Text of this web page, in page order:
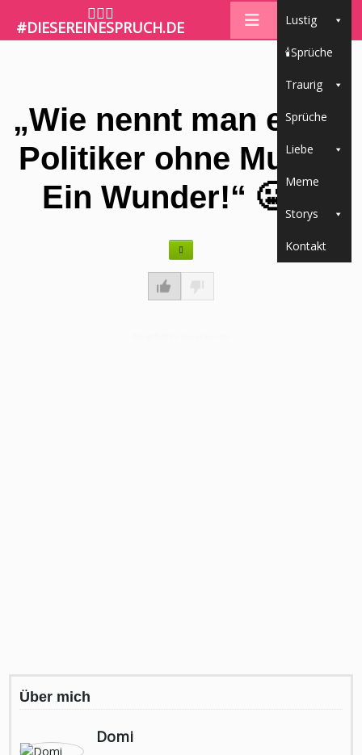
🤷🏼‍♀️
#DIESEREINESPRUCH.DE Lustig
🕯Sprüche
Traurig
Sprüche
Liebe
Meme
Storys
Kontakt
„Wie nennt man einen
Politiker ohne Mund?
Ein Wunder!“ 🤐🎩
Über mich
Domi